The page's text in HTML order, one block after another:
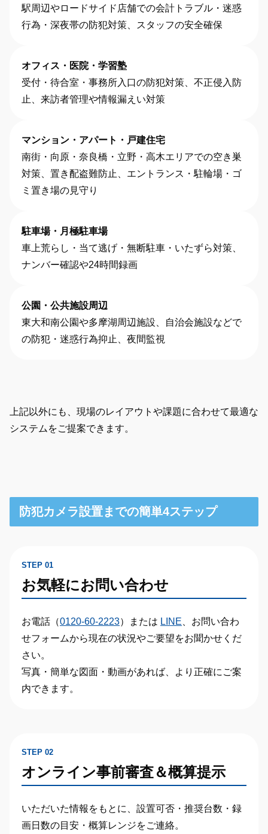
駅周辺やロードサイド店舗での会計トラブル・迷惑
行為・深夜帯の防犯対策、スタッフの安全確保
オフィス・医院・学習塾
受付・待合室・事務所入口の防犯対策、不正侵入防
止、来訪者管理や情報漏えい対策
マンション・アパート・戸建住宅
南街・向原・奈良橋・立野・高木エリアでの空き巣
対策、置き配盗難防止、エントランス・駐輪場・ゴ
ミ置き場の見守り
駐車場・月極駐車場
車上荒らし・当て逃げ・無断駐車・いたずら対策、
ナンバー確認や24時間録画
公園・公共施設周辺
東大和南公園や多摩湖周辺施設、自治会施設などで
の防犯・迷惑行為抑止、夜間監視
上記以外にも、現場のレイアウトや課題に合わせて最適な
システムをご提案できます。
防犯カメラ設置までの簡単4ステップ
STEP 01
お気軽にお問い合わせ
お電話（0120-60-2223）または LINE 、お問い合わ
せフォームから現在の状況やご要望をお聞かせくだ
さい。
写真・簡単な図面・動画があれば、より正確にご案
内できます。
STEP 02
オンライン事前審査＆概算提示
いただいた情報をもとに、 設置可否・推奨台数・録
画日数の目安・概算レンジをご連絡。